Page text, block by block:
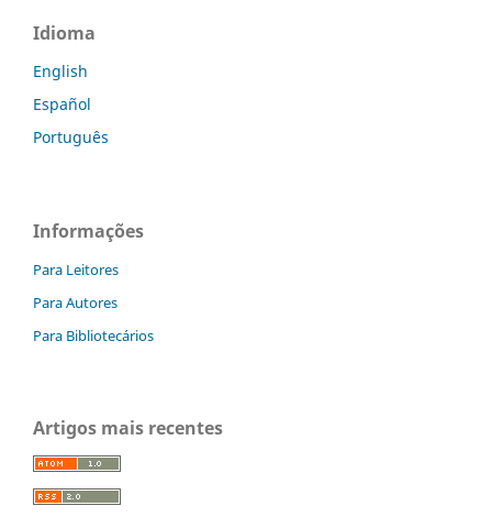
Idioma
English
Español
Português
Informações
Para Leitores
Para Autores
Para Bibliotecários
Artigos mais recentes